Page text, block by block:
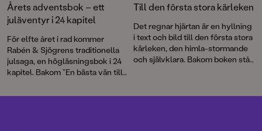
Årets adventsbok – ett
juläventyr i 24 kapitel
För elfte året i rad kommer
Rabén & Sjögrens traditionella
julsaga, en högläsningsbok i 24
kapitel. Bakom ”En bästa vän till
och illustratören Katarina
Till den första stora kärleken
Det regnar hjärtan är en hyllning
i text och bild till den första stora
kärleken, den himla-stormande
och självklara. Bakom boken står